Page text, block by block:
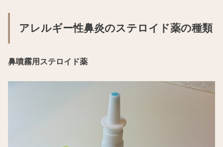
アレルギー性鼻炎のステロイド薬の種類
鼻噴霧用ステロイド薬